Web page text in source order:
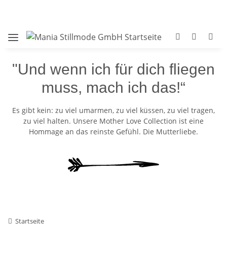
"Und wenn ich für dich fliegen
muss, mach ich das!“
Es gibt kein: zu viel umarmen, zu viel küssen, zu viel tragen,
zu viel halten. Unsere Mother Love Collection ist eine
Hommage an das reinste Gefühl. Die Mutterliebe.
Startseite